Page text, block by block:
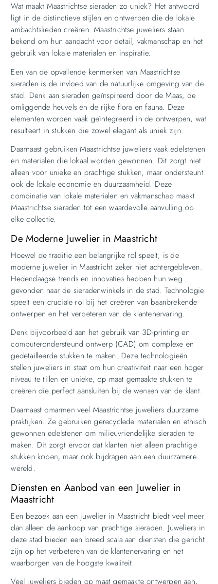
Wat maakt Maastrichtse sieraden zo uniek? Het antwoord
ligt in de distinctieve stijlen en ontwerpen die de lokale
ambachtslieden creëren. Maastrichtse juweliers staan
bekend om hun aandacht voor detail, vakmanschap en het
gebruik van lokale materialen en inspiratie.
Een van de opvallende kenmerken van Maastrichtse
sieraden is de invloed van de natuurlijke omgeving van de
stad. Denk aan sieraden geïnspireerd door de Maas, de
omliggende heuvels en de rijke flora en fauna. Deze
elementen worden vaak geïntegreerd in de ontwerpen, wat
resulteert in stukken die zowel elegant als uniek zijn.
Daarnaast gebruiken Maastrichtse juweliers vaak edelstenen
en materialen die lokaal worden gewonnen. Dit zorgt niet
alleen voor unieke en prachtige stukken, maar ondersteunt
ook de lokale economie en duurzaamheid. Deze
combinatie van lokale materialen en vakmanschap maakt
Maastrichtse sieraden tot een waardevolle aanvulling op
elke collectie.
De Moderne Juwelier in Maastricht
Hoewel de traditie een belangrijke rol speelt, is de
moderne juwelier in Maastricht zeker niet achtergebleven.
Hedendaagse trends en innovaties hebben hun weg
gevonden naar de sieradenwinkels in de stad. Technologie
speelt een cruciale rol bij het creëren van baanbrekende
ontwerpen en het verbeteren van de klantenervaring.
Denk bijvoorbeeld aan het gebruik van 3D-printing en
computerondersteund ontwerp (CAD) om complexe en
gedetailleerde stukken te maken. Deze technologieën
stellen juweliers in staat om hun creativiteit naar een hoger
niveau te tillen en unieke, op maat gemaakte stukken te
creëren die perfect aansluiten bij de wensen van de klant.
Daarnaast omarmen veel Maastrichtse juweliers duurzame
praktijken. Ze gebruiken gerecyclede materialen en ethisch
gewonnen edelstenen om milieuvriendelijke sieraden te
maken. Dit zorgt ervoor dat klanten niet alleen prachtige
stukken kopen, maar ook bijdragen aan een duurzamere
wereld.
Diensten en Aanbod van een Juwelier in
Maastricht
Een bezoek aan een juwelier in Maastricht biedt veel meer
dan alleen de aankoop van prachtige sieraden. Juweliers in
deze stad bieden een breed scala aan diensten die gericht
zijn op het verbeteren van de klantenervaring en het
waarborgen van de hoogste kwaliteit.
Veel juweliers bieden op maat gemaakte ontwerpen aan,